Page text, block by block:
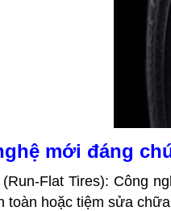
mới đáng
Flat Tires): Công
toàn hoặc tiệm sửa